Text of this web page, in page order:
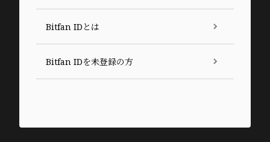
Bitfan IDとは
Bitfan IDを未登録の方